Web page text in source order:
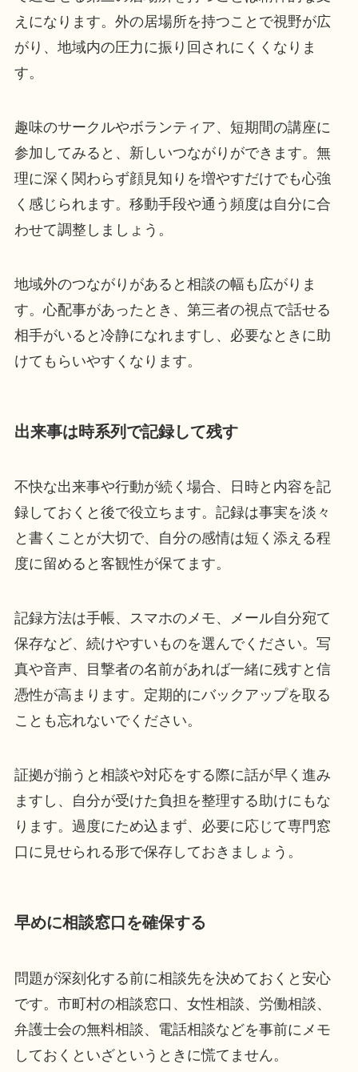
えになります。外の居場所を持つことで視野が広
がり、地域内の圧力に振り回されにくくなりま
す。
趣味のサークルやボランティア、短期間の講座に
参加してみると、新しいつながりができます。無
理に深く関わらず顔見知りを増やすだけでも心強
く感じられます。移動手段や通う頻度は自分に合
わせて調整しましょう。
地域外のつながりがあると相談の幅も広がりま
す。心配事があったとき、第三者の視点で話せる
相手がいると冷静になれますし、必要なときに助
けてもらいやすくなります。
出来事は時系列で記録して残す
不快な出来事や行動が続く場合、日時と内容を記
録しておくと後で役立ちます。記録は事実を淡々
と書くことが大切で、自分の感情は短く添える程
度に留めると客観性が保てます。
記録方法は手帳、スマホのメモ、メール自分宛て
保存など、続けやすいものを選んでください。写
真や音声、目撃者の名前があれば一緒に残すと信
憑性が高まります。定期的にバックアップを取る
ことも忘れないでください。
証拠が揃うと相談や対応をする際に話が早く進み
ますし、自分が受けた負担を整理する助けにもな
ります。過度にため込まず、必要に応じて専門窓
口に見せられる形で保存しておきましょう。
早めに相談窓口を確保する
問題が深刻化する前に相談先を決めておくと安心
です。市町村の相談窓口、女性相談、労働相談、
弁護士会の無料相談、電話相談などを事前にメモ
しておくといざというときに慌てません。